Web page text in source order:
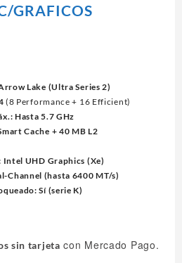
GRAFICOS
Lake (Ultra Series 2)
(8 Performance + 16 Efficient)
Hasta 5.7 GHz
Cache + 40 MB L2
Intel UHD Graphics (Xe)
Channel (hasta 6400 MT/s)
Sí (serie K)
sin tarjeta con Mercado Pago.